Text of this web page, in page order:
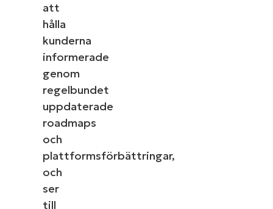
att
hålla
kunderna
informerade
genom
regelbundet
uppdaterade
roadmaps
och
plattformsförbättringar,
och
ser
till